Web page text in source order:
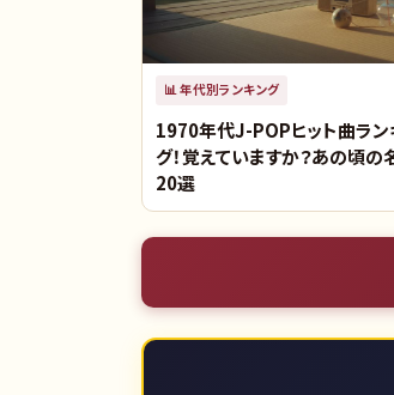
📊年代別ランキング
1970年代J-POPヒット曲ラン
グ！覚えていますか？あの頃の
20選